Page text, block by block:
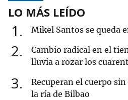
LO MÁS LEÍDO
1 Mikel Santos se queda
2
Cambio radical en el
lluvia a rozar los
3
Recuperan el cuerpo
la ría de Bilbao